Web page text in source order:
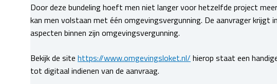
Door deze bundeling hoeft men niet langer voor hetzelfde project
kan men volstaan met één omgevingsvergunning. De aanvrager krijgt
aspecten binnen zijn omgevingsvergunning.
Bekijk de site https://www.omgevingsloket.nl/ hierop staat een
tot digitaal indienen van de aanvraag.